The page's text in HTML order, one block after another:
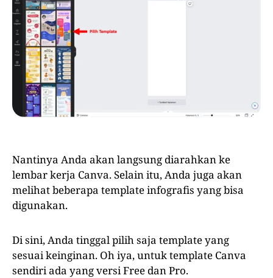
Nantinya Anda akan langsung diarahkan ke
lembar kerja Canva. Selain itu, Anda juga akan
melihat beberapa template infografis yang bisa
digunakan.
Di sini, Anda tinggal pilih saja template yang
sesuai keinginan. Oh iya, untuk template Canva
sendiri ada yang versi Free dan Pro.